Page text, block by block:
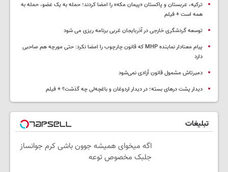
ترکیه، عربستان و پاکستان «پیمان مکه» را امضا کردند؛ حمله به یک عضو، حمله به
همه است + فیلم
توسعه گردشگری خارجی در آذربایجان غربی برنامه ریزی می شود
پیام معنادار نماینده MHP که قانون چارچوب را امضا نکرد: حتی مورچه هم صاحبی
دارد
دمیرتاش مشمول قانون آزادی نمی‌شود
دیدار پشت درهای بسته؛ در دیدار اردوغان و باغچه‌لی چه گذشت؟ + فیلم
تبلیغات
اگه میخوای همیشه جوون باشی کرم جوانساز
جلبک مخصوص توعه